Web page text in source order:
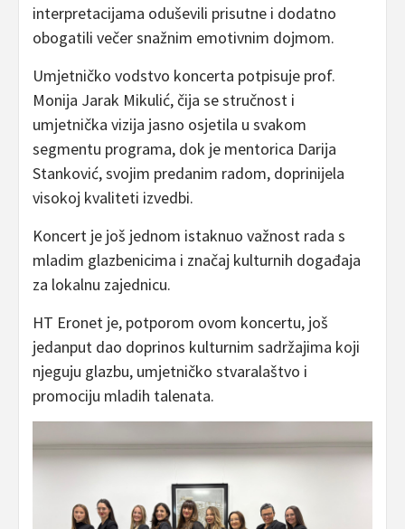
interpretacijama oduševili prisutne i dodatno
obogatili večer snažnim emotivnim dojmom.
Umjetničko vodstvo koncerta potpisuje prof.
Monija Jarak Mikulić, čija se stručnost i
umjetnička vizija jasno osjetila u svakom
segmentu programa, dok je mentorica Darija
Stanković, svojim predanim radom, doprinijela
visokoj kvaliteti izvedbi.
Koncert je još jednom istaknuo važnost rada s
mladim glazbenicima i značaj kulturnih događaja
za lokalnu zajednicu.
HT Eronet je, potporom ovom koncertu, još
jedanput dao doprinos kulturnim sadržajima koji
njeguju glazbu, umjetničko stvaralaštvo i
promociju mladih talenata.